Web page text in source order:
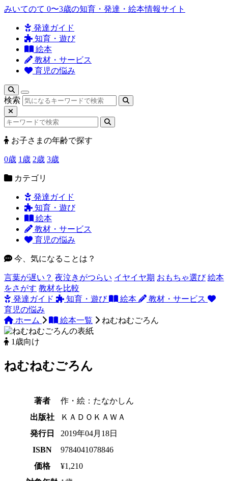
みいてのて 0〜3歳の知育・発達・絵本情報サイト
発達ガイド
知育・遊び
絵本
教材・サービス
育児の悩み
検索
お子さまの年齢で探す
0歳 1歳 2歳 3歳
カテゴリ
発達ガイド
知育・遊び
絵本
教材・サービス
育児の悩み
今、気になることは？
言葉が遅い？ 夜泣きがつらい イヤイヤ期 おもちゃ選び 絵本
をさがす 教材を比較
発達ガイド
知育・遊び 絵本
教材・サービス
育児の悩み
ホーム
絵本一覧 ねむねむごろん
1歳向け
ねむねむごろん
著者
作・絵：たなかしん
出版社
ＫＡＤＯＫＡＷＡ
発行日
2019年04月18日
ISBN
9784041078846
価格
¥1,210